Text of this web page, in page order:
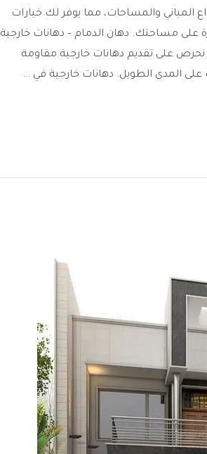
المباني والمساحات، مما يوفر لك خيارات
على مساحتك. دهان الدمام – دهانات خارجية
على تقديم دهانات خارجية مقاومة
المدى الطويل. دهانات خارجية في …